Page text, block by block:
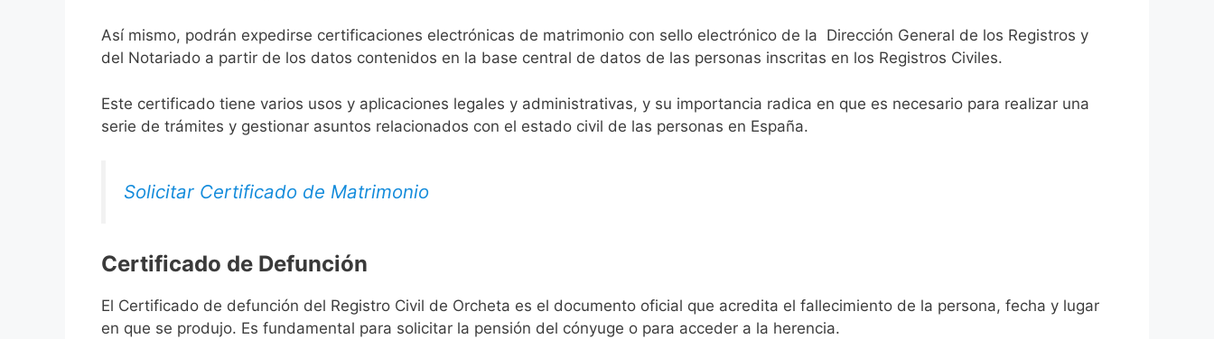
Así mismo, podrán expedirse certificaciones electrónicas de matrimonio con sello electrónico de la Dirección General de los Registros y
del Notariado a partir de los datos contenidos en la base central de datos de las personas inscritas en los Registros Civiles.
Este certificado tiene varios usos y aplicaciones legales y administrativas, y su importancia radica en que es necesario para realizar una
serie de trámites y gestionar asuntos relacionados con el estado civil de las personas en España.
Solicitar Certificado de Matrimonio
Certificado de Defunción
El Certificado de defunción del Registro Civil de Orcheta es el documento oficial que acredita el fallecimiento de la persona, fecha y lugar
en que se produjo. Es fundamental para solicitar la pensión del cónyuge o para acceder a la herencia.